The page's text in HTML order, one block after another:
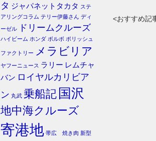
<おすすめ記
タ ジャパネットタカタ ステ
アリングコラム テリー伊藤さん ディ
ーゼル
ドリームクルーズ
ハイビーム ホンダ ボルボ ポリッシュ
ファクトリー メラビリア
ヤフーニュース ラリー レムチャ
バン ロイヤルカリビア
ン 丸武 乗船記 国沢
地中海クルーズ
寄港地 帯広 焼き肉 新型